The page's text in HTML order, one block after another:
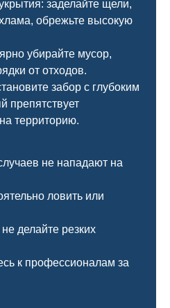
заделайте щели,
обрежьте высокую
убирайте мусор,
от отходов.
забор с глубоким
препятствует
территорию.
не нападают на
ловить или
делайте резких
к профессионалам за